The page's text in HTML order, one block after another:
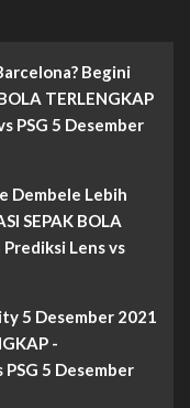
Begini
TERLENGKAP
PSG 5 Desember
Dembele Lebih
SEPAK BOLA
Prediksi Lens vs
5 Desember 2021
-
PSG 5 Desember